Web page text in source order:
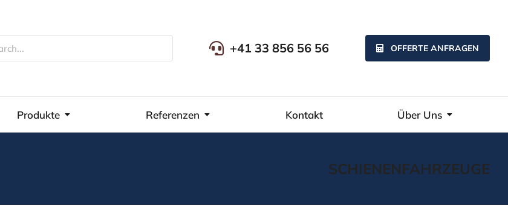
+41 33 856 56 56 OFFERTE ANFRAGEN
Produkte Referenzen Kontakt Über Uns
SCHIENENFAHRZEUGE